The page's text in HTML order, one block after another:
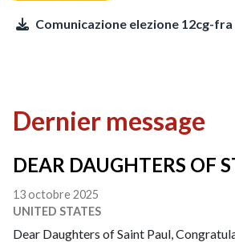
Comunicazione elezione 12cg-fra
Dernier message
DEAR DAUGHTERS OF
13 octobre 2025
UNITED STATES
Dear Daughters of Saint Paul,